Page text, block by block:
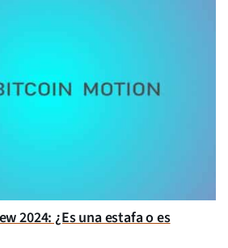
2024: ¿Es una estafa o es